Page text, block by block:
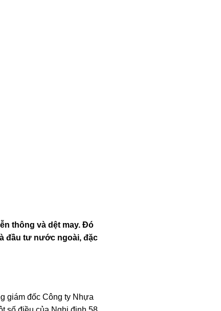
thông và dệt may. Đó
đầu tư nước ngoài, đặc
giám đốc Công ty Nhựa